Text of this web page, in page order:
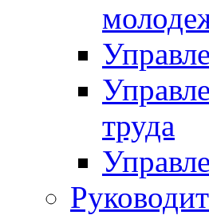
труда